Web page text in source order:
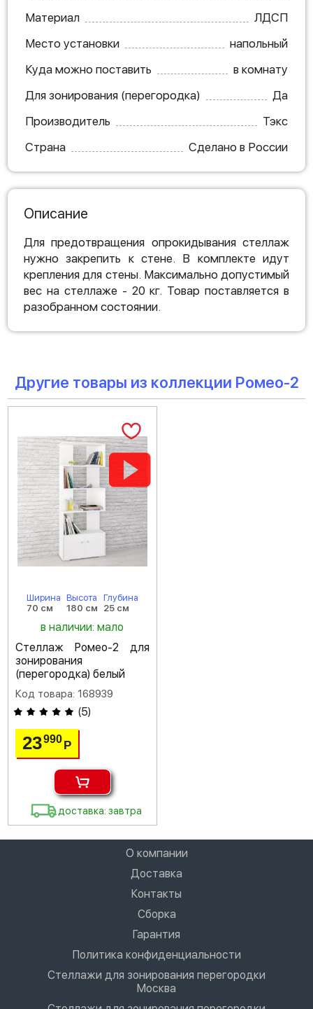
Материал
ЛДСП
Место установки
напольный
Куда можно поставить
в комнату
Для зонирования (перегородка)
Да
Производитель
Тэкс
Страна
Сделано в России
Описание
Для предотвращения опрокидывания стеллаж
нужно закрепить к стене. В комплекте идут
крепления для стены. Максимально допустимый
вес на стеллаже - 20 кг. Товар поставляется в
разобранном состоянии.
Другие товары из коллекции Ромео-2
Ширина
70 см
Высота
180 см
Глубина
25 см
в наличии: мало
Стеллаж Ромео-2 для
зонирования
(перегородка) белый
Код товара: 168939
(5)
23990Р
доставка: завтра
О компании
Доставка
Контакты
Сборка
Гарантия
Политика конфиденциальности
Стеллажи для зонирования перегородки
Москва